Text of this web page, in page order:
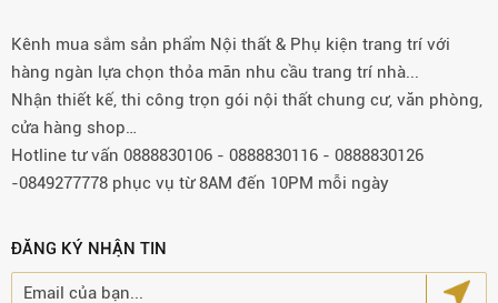
Kênh mua sắm sản phẩm Nội thất & Phụ kiện trang trí với
hàng ngàn lựa chọn thỏa mãn nhu cầu trang trí nhà...
Nhận thiết kế, thi công trọn gói nội thất chung cư, văn phòng,
cửa hàng shop…
Hotline tư vấn 0888830106 - 0888830116 - 0888830126
-0849277778 phục vụ từ 8AM đến 10PM mỗi ngày
ĐĂNG KÝ NHẬN TIN